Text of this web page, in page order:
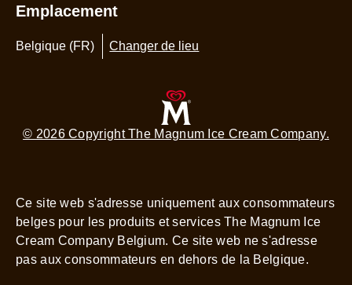
Emplacement
Belgique (FR) Changer de lieu
© 2026 Copyright The Magnum Ice Cream Company.
Ce site web s'adresse uniquement aux consommateurs
belges pour les produits et services The Magnum Ice
Cream Company Belgium. Ce site web ne s'adresse
pas aux consommateurs en dehors de la Belgique.